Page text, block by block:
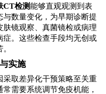
CT检测能够直观观测到表
与数量变化，为早期诊断提
镜观察、真菌镜检或病理
症。这些检查手段均无创或
实施
采取差异化干预策略至关重
需要系统调节免疫机能，